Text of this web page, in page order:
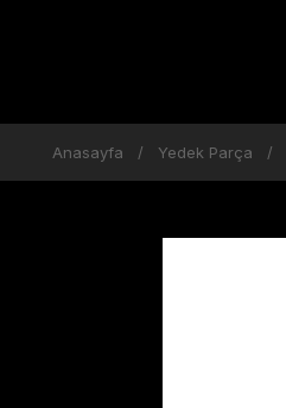
Anasayfa Yedek Parça